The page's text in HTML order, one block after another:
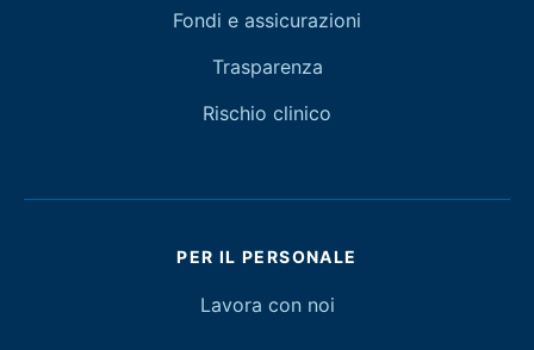
Fondi e assicurazioni
Trasparenza
Rischio clinico
PER IL PERSONALE
Lavora con noi